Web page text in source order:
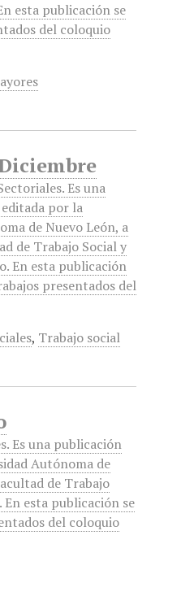
esta publicación se
del coloquio
Es una
por la
de Nuevo León, a
de Trabajo Social y
En esta publicación
presentados del
, Trabajo social
Es una publicación
Autónoma de
de Trabajo
esta publicación se
del coloquio